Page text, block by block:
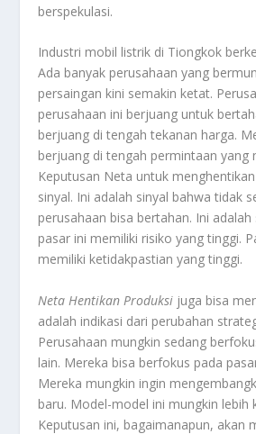
berspekulasi.
Industri mobil listrik di Tiongkok
Ada banyak perusahaan yang
persaingan kini semakin ketat.
perusahaan ini berjuang untuk
berjuang di tengah tekanan harga.
berjuang di tengah permintaan yang
Keputusan Neta untuk
sinyal. Ini adalah sinyal bahwa tidak
perusahaan bisa bertahan. Ini adalah
pasar ini memiliki risiko yang tinggi.
memiliki ketidakpastian yang tinggi.
Neta Hentikan Produksi juga bisa
adalah indikasi dari perubahan
Perusahaan mungkin sedang
lain. Mereka bisa berfokus pada
Mereka mungkin ingin
baru. Model-model ini mungkin lebih
Keputusan ini, bagaimanapun, akan